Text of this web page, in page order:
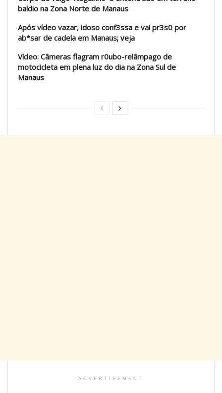
baldio na Zona Norte de Manaus
Após vídeo vazar, idoso conf3ssa e vai pr3s0 por
ab*sar de cadela em Manaus; veja
Vídeo: Câmeras flagram r0ubo-relâmpago de
motocicleta em plena luz do dia na Zona Sul de
Manaus
ADVERTISEMENT